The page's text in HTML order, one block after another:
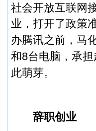
社会开放互联网
业，打开了政策
办腾讯之前，马
和8台电脑，承
此萌芽。
辞职创业